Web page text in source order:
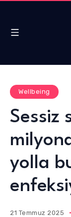
Wellbeing
Sessiz
yolla
21 Temmuz 2025